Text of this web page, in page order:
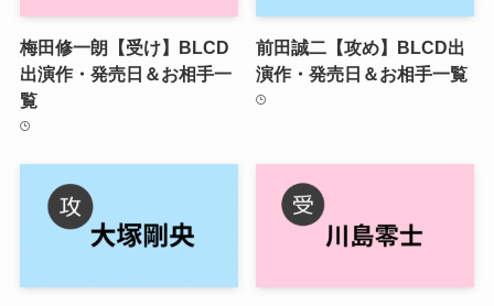
梅田修一朗【受け】BLCD
出演作・発売日＆お相手一
覧
前田誠二【攻め】BLCD出
演作・発売日＆お相手一覧